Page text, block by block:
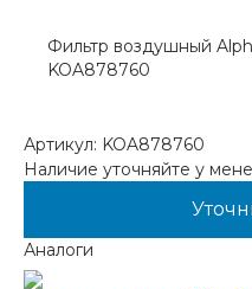
Фильтр воздушный
KOA878760
Артикул: KOA878760
Наличие уточняйте у
Аналоги